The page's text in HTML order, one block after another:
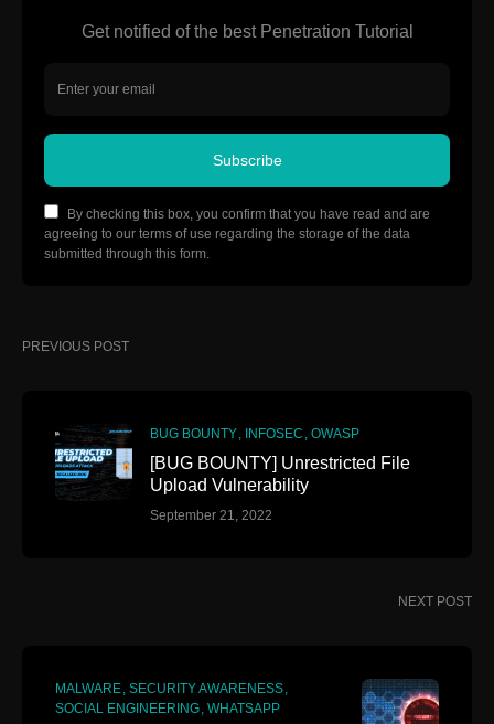
Get notified of the best Penetration Tutorial
Subscribe
By checking this box, you confirm that you have read and are
agreeing to our terms of use regarding the storage of the data
submitted through this form.
PREVIOUS POST
BUG BOUNTY INFOSEC OWASP
[BUG BOUNTY] Unrestricted File
Upload Vulnerability
September 21, 2022
NEXT POST
MALWARE SECURITY AWARENESS
SOCIAL ENGINEERING WHATSAPP